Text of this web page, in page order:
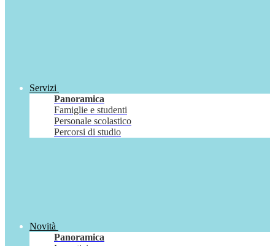
Servizi
Panoramica
Famiglie e studenti
Personale scolastico
Percorsi di studio
Novità
Panoramica